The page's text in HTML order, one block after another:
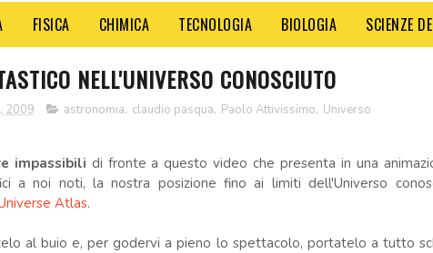
FISICA CHIMICA TECNOLOGIA BIOLOGIA SCIENZE
NELL'UNIVERSO CONOSCIUTO
2009 astronomia, claudio pasqua, Paolo Attivissimo, Universo
impassibili di fronte a questo video che presenta in una
a noi noti, la nostra posizione fino ai limiti dell'Universo
Atlas.
al buio e, per godervi a pieno lo spettacolo, portatelo a tutto